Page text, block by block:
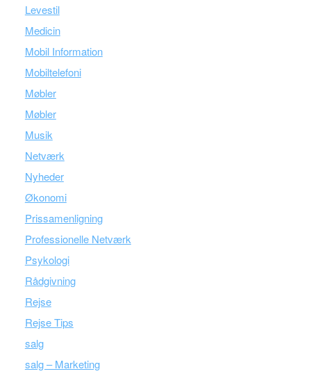
Levestil
Medicin
Mobil Information
Mobiltelefoni
Møbler
Møbler
Musik
Netværk
Nyheder
Økonomi
Prissamenligning
Professionelle Netværk
Psykologi
Rådgivning
Rejse
Rejse Tips
salg
salg – Marketing